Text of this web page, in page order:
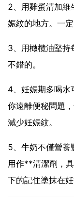
2、用雞蛋清加維
娠紋的地方。一
3、用橄欖油堅持
不錯的。
4、妊娠期多喝
你遠離便秘問題
減少妊娠紋。
5、牛奶不僅營養
用作**清潔劑，
下的記住塗抹在妊